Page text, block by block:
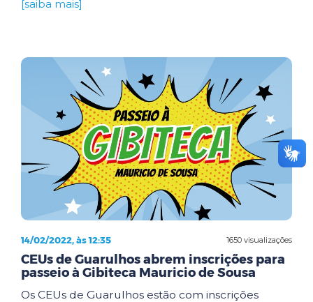
[saiba mais]
1650 visualizações
14/02/2022, às 12:35
CEUs de Guarulhos abrem inscrições para
passeio à Gibiteca Mauricio de Sousa
Os CEUs de Guarulhos estão com inscrições